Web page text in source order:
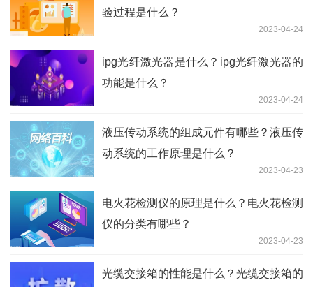
验过程是什么？
2023-04-24
ipg光纤激光器是什么？ipg光纤激光器的
功能是什么？
2023-04-24
液压传动系统的组成元件有哪些？液压传
动系统的工作原理是什么？
2023-04-23
电火花检测仪的原理是什么？电火花检测
仪的分类有哪些？
2023-04-23
光缆交接箱的性能是什么？光缆交接箱的